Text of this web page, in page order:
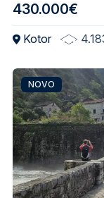
430.000€
Kotor
NOVO